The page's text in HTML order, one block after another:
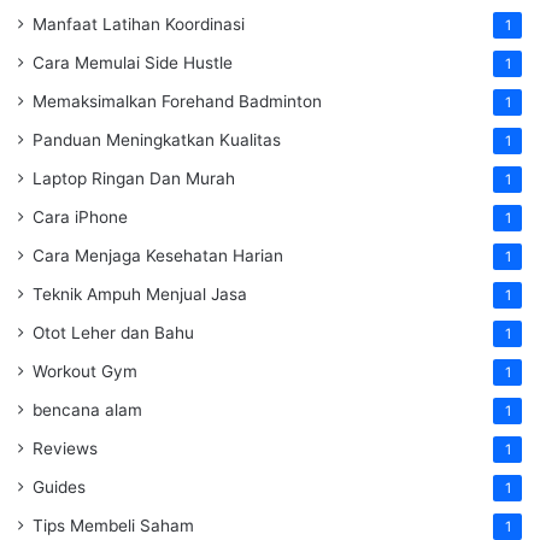
Manfaat Latihan Koordinasi 1
Cara Memulai Side Hustle 1
Memaksimalkan Forehand Badminton 1
Panduan Meningkatkan Kualitas 1
Laptop Ringan Dan Murah 1
Cara iPhone 1
Cara Menjaga Kesehatan Harian 1
Teknik Ampuh Menjual Jasa 1
Otot Leher dan Bahu 1
Workout Gym 1
bencana alam 1
Reviews 1
Guides 1
Tips Membeli Saham 1